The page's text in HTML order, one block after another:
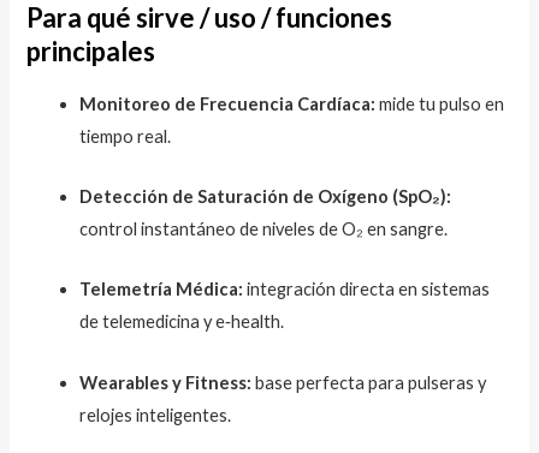
Para qué sirve / uso / funciones
principales
Monitoreo de Frecuencia Cardíaca: mide tu pulso en
tiempo real.
Detección de Saturación de Oxígeno (SpO₂):
control instantáneo de niveles de O₂ en sangre.
Telemetría Médica: integración directa en sistemas
de telemedicina y e‑health.
Wearables y Fitness: base perfecta para pulseras y
relojes inteligentes.